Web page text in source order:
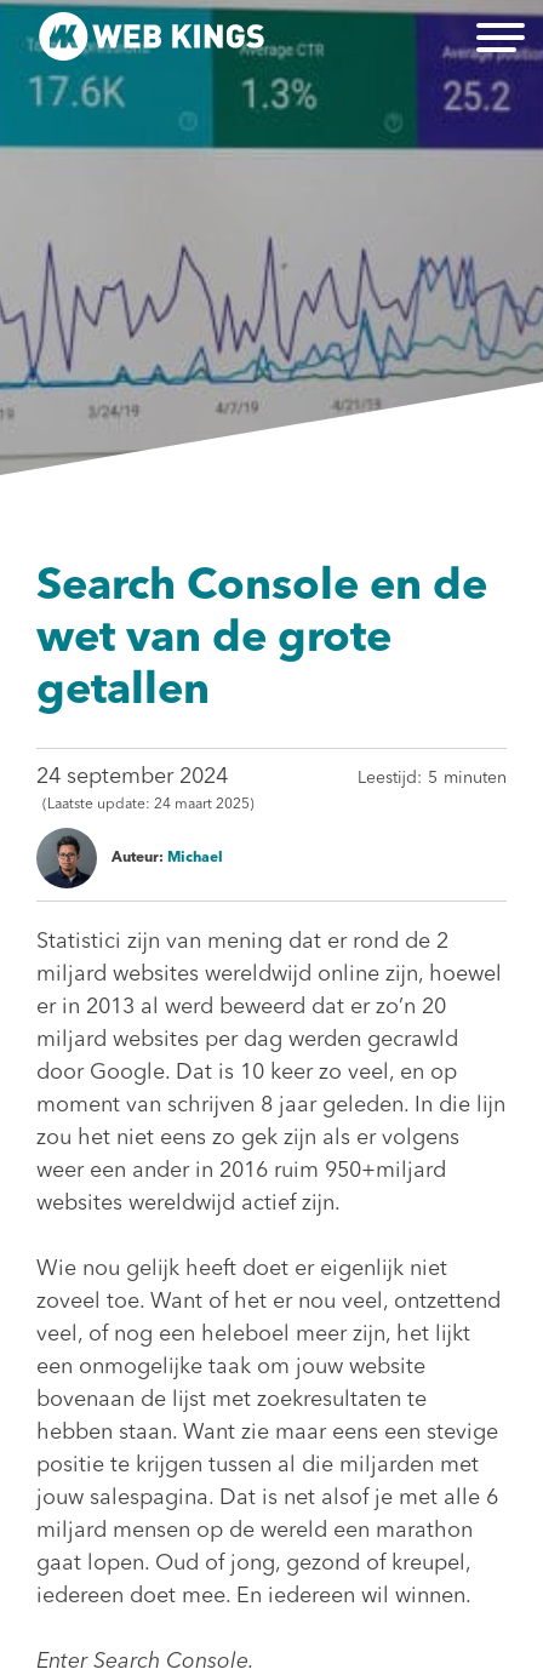
Search Console en de
wet van de grote
getallen
24 september 2024
(Laatste update: 24 maart 2025)
Leestijd: 5 minuten
Auteur: Michael
Statistici zijn van mening dat er rond de 2
miljard websites wereldwijd online zijn, hoewel
er in 2013 al werd beweerd dat er zo’n 20
miljard websites per dag werden gecrawld
door Google. Dat is 10 keer zo veel, en op
moment van schrijven 8 jaar geleden. In die lijn
zou het niet eens zo gek zijn als er volgens
weer een ander in 2016 ruim 950+miljard
websites wereldwijd actief zijn.
Wie nou gelijk heeft doet er eigenlijk niet
zoveel toe. Want of het er nou veel, ontzettend
veel, of nog een heleboel meer zijn, het lijkt
een onmogelijke taak om jouw website
bovenaan de lijst met zoekresultaten te
hebben staan. Want zie maar eens een stevige
positie te krijgen tussen al die miljarden met
jouw salespagina. Dat is net alsof je met alle 6
miljard mensen op de wereld een marathon
gaat lopen. Oud of jong, gezond of kreupel,
iedereen doet mee. En iedereen wil winnen.
Enter Search Console.